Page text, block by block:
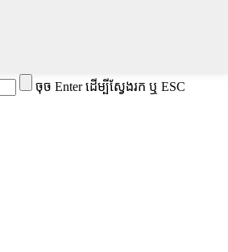
ចុច Enter ដើម្បីស្វែងរក ឬ ESC